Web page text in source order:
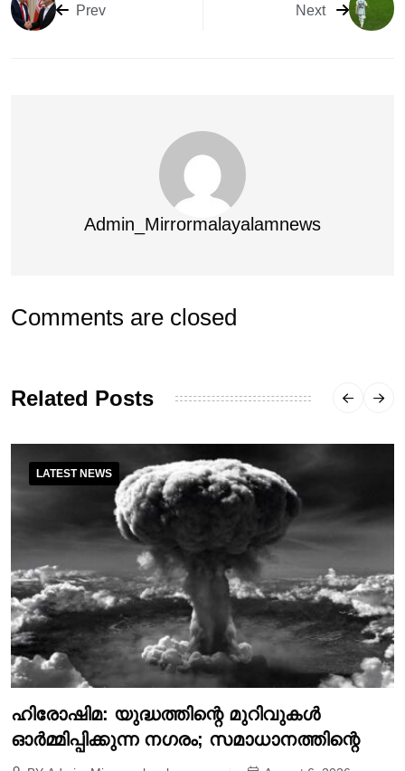
Prev Next
Admin_Mirrormalayalamnews
Comments are closed
Related Posts
LATEST NEWS
ഹിരോഷിമ: യുദ്ധത്തിന്റെ മുറിവുകൾ
ഓർമ്മിപ്പിക്കുന്ന നഗരം; സമാധാനത്തിന്റെ